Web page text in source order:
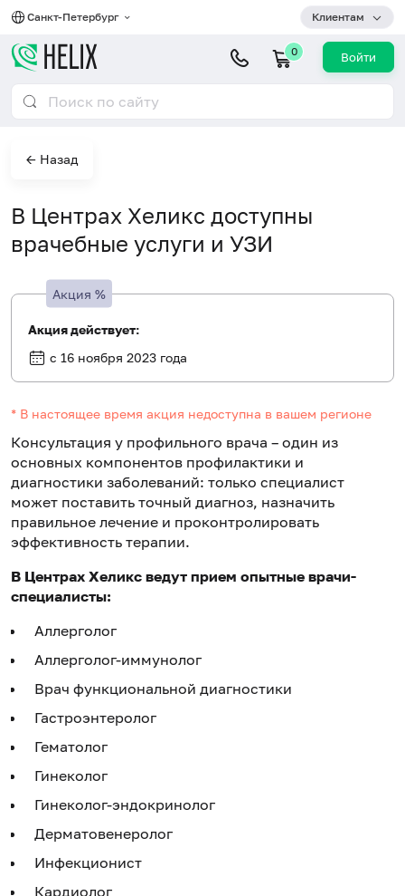
Санкт-Петербург Клиентам
0 Войти
← Назад
В Центрах Хеликс доступны
врачебные услуги и УЗИ
* В настоящее время акция недоступна в вашем регионе
Консультация у профильного врача – один из
основных компонентов профилактики и
диагностики заболеваний: только специалист
может поставить точный диагноз, назначить
правильное лечение и проконтролировать
эффективность терапии.
В Центрах Хеликс ведут прием опытные врачи-
специалисты:
Аллерголог
Аллерголог-иммунолог
Врач функциональной диагностики
Гастроэнтеролог
Гематолог
Гинеколог
Гинеколог-эндокринолог
Дерматовенеролог
Инфекционист
Кардиолог
Акция %
Акция действует:
с 16 ноября 2023 года